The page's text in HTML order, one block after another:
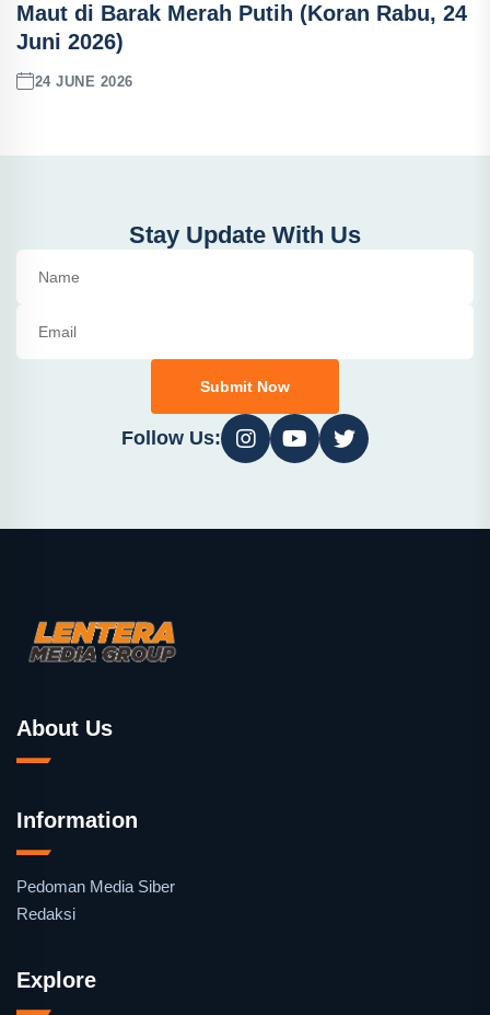
Maut di Barak Merah Putih (Koran Rabu, 24
Juni 2026)
24 JUNE 2026
Stay Update With Us
Submit Now
Follow Us:
About Us
Information
Pedoman Media Siber
Redaksi
Explore